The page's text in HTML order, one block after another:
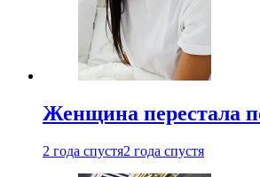
Женщина перестала
2 года спустя2 года спустя